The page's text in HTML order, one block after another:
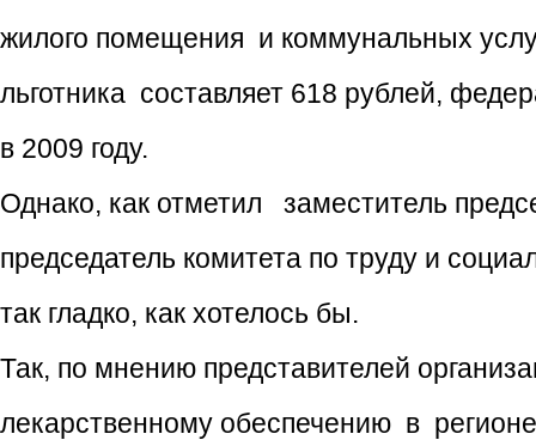
жилого помещения и коммунальных
льготника составляет 618 рублей,
в 2009 году.
Однако, как отметил заместитель
председатель комитета по труду и
так гладко, как хотелось бы.
Так, по мнению представителей
лекарственному обеспечению в